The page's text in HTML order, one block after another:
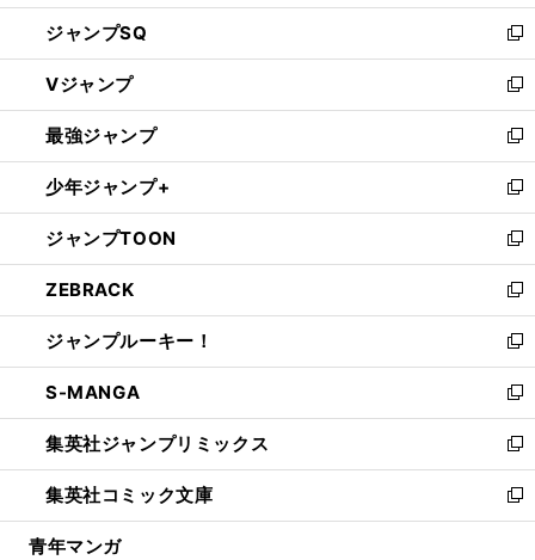
し
い
ウ
ィ
ン
ド
ウ
で
開
く
ジャンプSQ
新
し
い
ウ
ィ
ン
ド
ウ
で
開
く
Vジャンプ
新
し
い
ウ
ィ
ン
ド
ウ
で
開
く
最強ジャンプ
新
し
い
ウ
ィ
ン
ド
ウ
で
開
く
少年ジャンプ+
新
し
い
ウ
ィ
ン
ド
ウ
で
開
く
ジャンプTOON
新
し
い
ウ
ィ
ン
ド
ウ
で
開
く
ZEBRACK
新
し
い
ウ
ィ
ン
ド
ウ
で
開
ジャンプルーキー！
新
し
い
ウ
ィ
ン
ド
ウ
S-MANGA
新
し
い
ウ
ィ
ン
集英社ジャンプリミックス
新
し
い
ウ
集英社コミック文庫
新
し
青年マンガ